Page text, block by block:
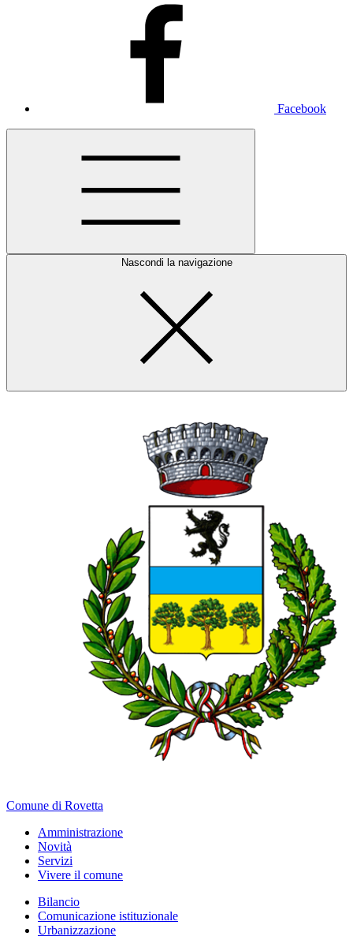
Facebook
Nascondi la navigazione
Comune di Rovetta
Amministrazione
Novità
Servizi
Vivere il comune
Bilancio
Comunicazione istituzionale
Urbanizzazione